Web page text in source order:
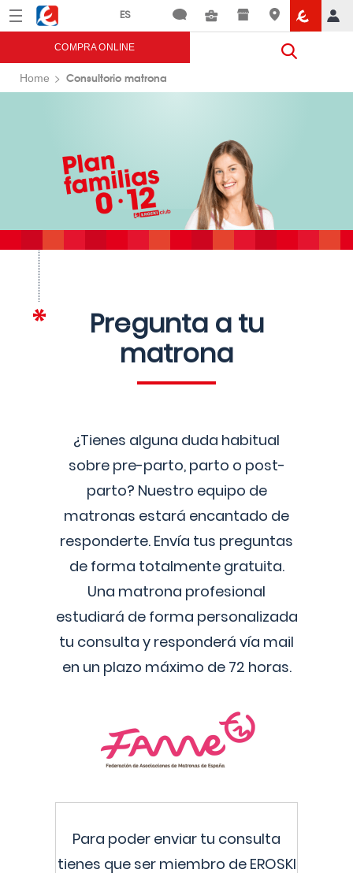
Menú Eroski
COMPRA ONLINE
Home Consultorio matrona
Pregunta a tu
matrona
¿Tienes alguna duda habitual
sobre pre-parto, parto o post-
parto? Nuestro equipo de
matronas estará encantado de
responderte. Envía tus preguntas
de forma totalmente gratuita.
Una matrona profesional
estudiará de forma personalizada
tu consulta y responderá vía mail
en un plazo máximo de 72 horas.
Para poder enviar tu consulta
tienes que ser miembro de EROSKI